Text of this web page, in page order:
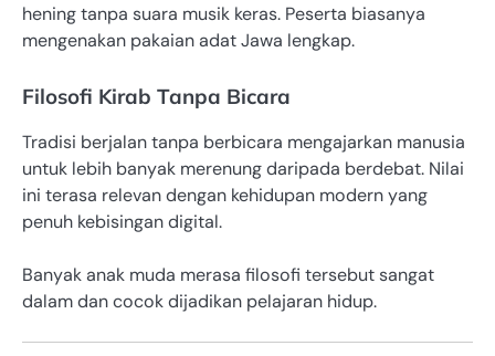
hening tanpa suara musik keras. Peserta biasanya
mengenakan pakaian adat Jawa lengkap.
Filosofi Kirab Tanpa Bicara
Tradisi berjalan tanpa berbicara mengajarkan manusia
untuk lebih banyak merenung daripada berdebat. Nilai
ini terasa relevan dengan kehidupan modern yang
penuh kebisingan digital.
Banyak anak muda merasa filosofi tersebut sangat
dalam dan cocok dijadikan pelajaran hidup.